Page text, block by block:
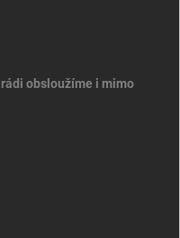
obsloužíme i mimo